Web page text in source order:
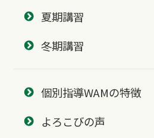
夏期講習
冬期講習
個別指導WAMの特徴
よろこびの声